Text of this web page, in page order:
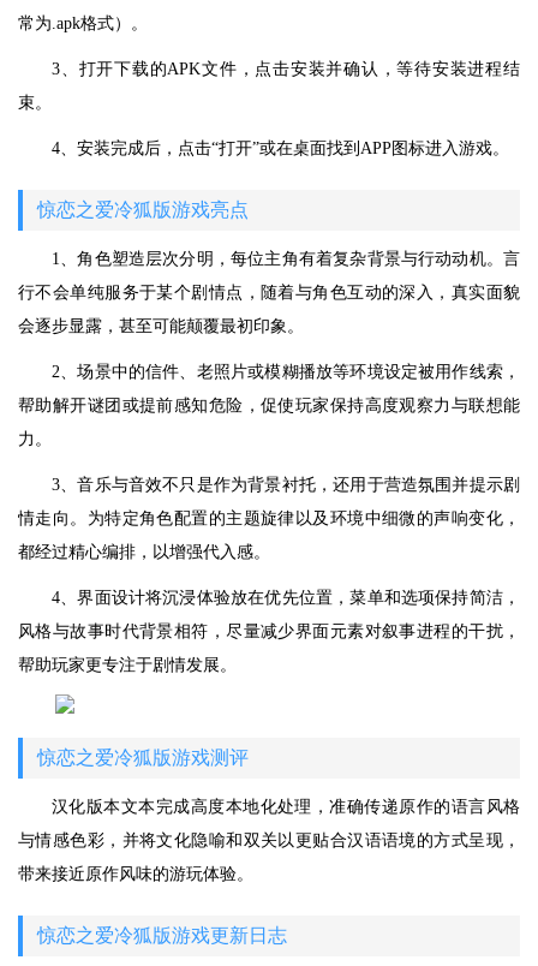
常为.apk格式）。
3、打开下载的APK文件，点击安装并确认，等待安装进程结
束。
4、安装完成后，点击“打开”或在桌面找到APP图标进入游戏。
惊恋之爱冷狐版游戏亮点
1、角色塑造层次分明，每位主角有着复杂背景与行动动机。言
行不会单纯服务于某个剧情点，随着与角色互动的深入，真实面貌
会逐步显露，甚至可能颠覆最初印象。
2、场景中的信件、老照片或模糊播放等环境设定被用作线索，
帮助解开谜团或提前感知危险，促使玩家保持高度观察力与联想能
力。
3、音乐与音效不只是作为背景衬托，还用于营造氛围并提示剧
情走向。为特定角色配置的主题旋律以及环境中细微的声响变化，
都经过精心编排，以增强代入感。
4、界面设计将沉浸体验放在优先位置，菜单和选项保持简洁，
风格与故事时代背景相符，尽量减少界面元素对叙事进程的干扰，
帮助玩家更专注于剧情发展。
惊恋之爱冷狐版游戏测评
汉化版本文本完成高度本地化处理，准确传递原作的语言风格
与情感色彩，并将文化隐喻和双关以更贴合汉语语境的方式呈现，
带来接近原作风味的游玩体验。
惊恋之爱冷狐版游戏更新日志